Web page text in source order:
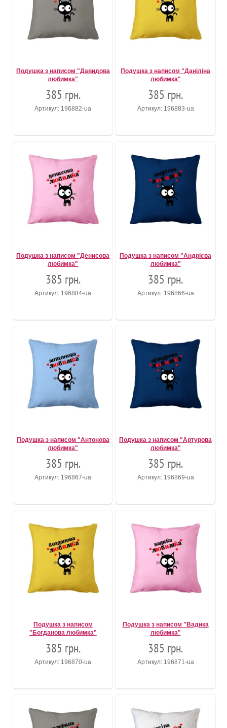
Подушка з написом "Давидова
любимка"
385 грн.
Артикул: 196882-ua
Подушка з написом "Даніліна
любимка"
385 грн.
Артикул: 196883-ua
Подушка з написом "Денисова
любимка"
385 грн.
Артикул: 196884-ua
Подушка з написом "Андрієва
любимка"
385 грн.
Артикул: 196866-ua
Подушка з написом "Антонова
любимка"
385 грн.
Артикул: 196867-ua
Подушка з написом "Артурова
любимка"
385 грн.
Артикул: 196869-ua
Подушка з написом
"Богданова любимка"
385 грн.
Артикул: 196870-ua
Подушка з написом "Вадика
любимка"
385 грн.
Артикул: 196871-ua